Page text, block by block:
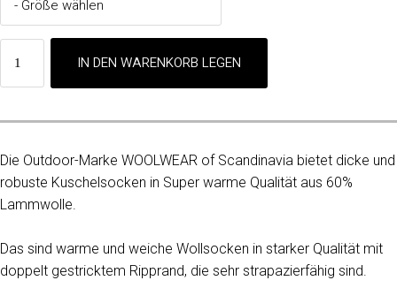
Die Outdoor-Marke WOOLWEAR of Scandinavia bietet dicke und
robuste Kuschelsocken in Super warme Qualität aus 60%
Lammwolle.
Das sind warme und weiche Wollsocken in starker Qualität mit
doppelt gestricktem Ripprand, die sehr strapazierfähig sind.